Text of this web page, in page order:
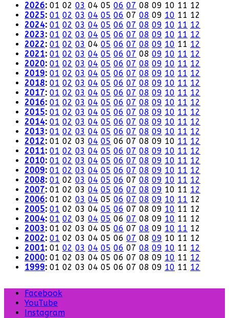
2026: 01 02 03 04 05 06 07 08 09 10 11 12
2025: 01 02 03 04 05 06 07 08 09 10 11 12
2024: 01 02 03 04 05 06 07 08 09 10 11 12
2023: 01 02 03 04 05 06 07 08 09 10 11 12
2022: 01 02 03 04 05 06 07 08 09 10 11 12
2021: 01 02 03 04 05 06 07 08 09 10 11 12
2020: 01 02 03 04 05 06 07 08 09 10 11 12
2019: 01 02 03 04 05 06 07 08 09 10 11 12
2018: 01 02 03 04 05 06 07 08 09 10 11 12
2017: 01 02 03 04 05 06 07 08 09 10 11 12
2016: 01 02 03 04 05 06 07 08 09 10 11 12
2015: 01 02 03 04 05 06 07 08 09 10 11 12
2014: 01 02 03 04 05 06 07 08 09 10 11 12
2013: 01 02 03 04 05 06 07 08 09 10 11 12
2012: 01 02 03 04 05 06 07 08 09 10 11 12
2011: 01 02 03 04 05 06 07 08 09 10 11 12
2010: 01 02 03 04 05 06 07 08 09 10 11 12
2009: 01 02 03 04 05 06 07 08 09 10 11 12
2008: 01 02 03 04 05 06 07 08 09 10 11 12
2007: 01 02 03 04 05 06 07 08 09 10 11 12
2006: 01 02 03 04 05 06 07 08 09 10 11 12
2005: 01 02 03 04 05 06 07 08 09 10 11 12
2004: 01 02 03 04 05 06 07 08 09 10 11 12
2003: 01 02 03 04 05 06 07 08 09 10 11 12
2002: 01 02 03 04 05 06 07 08 09 10 11 12
2001: 01 02 03 04 05 06 07 08 09 10 11 12
2000: 01 02 03 04 05 06 07 08 09 10 11 12
1999: 01 02 03 04 05 06 07 08 09 10 11 12
Facebook
YouTube
Instagram